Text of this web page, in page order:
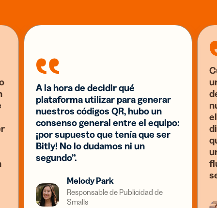
A la hora de decidir qué
plataforma utilizar para generar
nuestros códigos QR, hubo un
consenso general entre el equipo:
¡por supuesto que tenía que ser
Bitly! No lo dudamos ni un
segundo”.
Melody Park
Responsable de Publicidad de
Smalls